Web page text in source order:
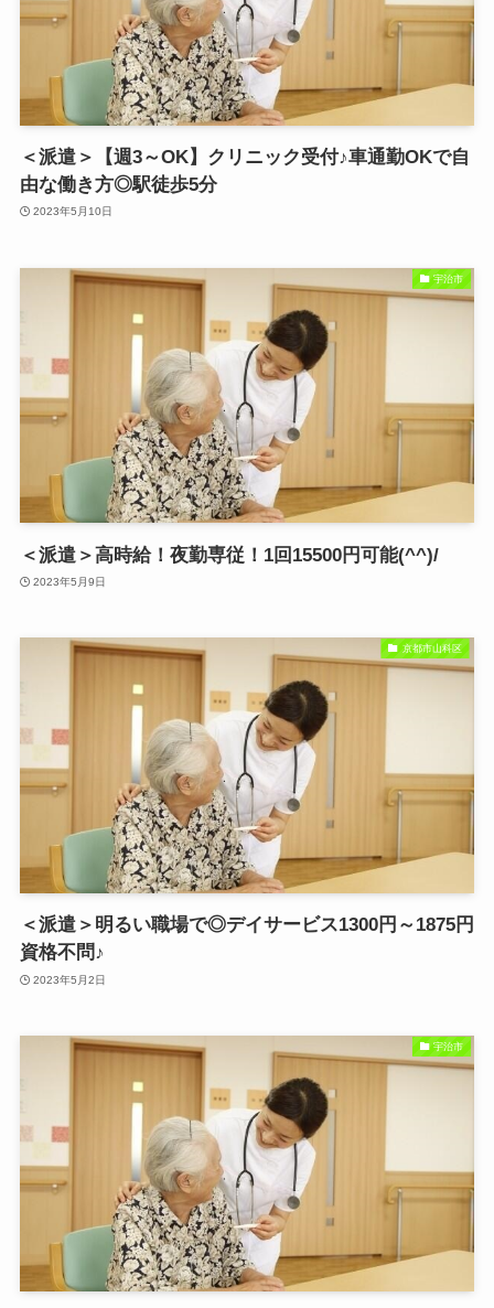
＜派遣＞【週3～OK】クリニック受付♪車通勤OKで自
由な働き方◎駅徒歩5分
2023年5月10日
宇治市
＜派遣＞高時給！夜勤専従！1回15500円可能(^^)/
2023年5月9日
京都市山科区
＜派遣＞明るい職場で◎デイサービス1300円～1875円
資格不問♪
2023年5月2日
宇治市